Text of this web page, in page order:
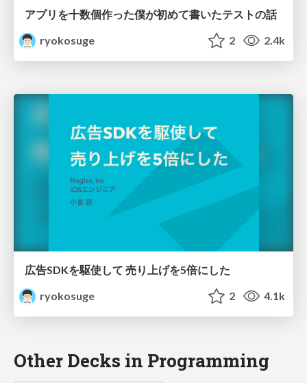
アプリを十数個作った僕が初めて書いたテストの話
ryokosuge
2 2.4k
広告SDKを駆使して 売り上げを5倍にした
ryokosuge
2 4.1k
Other Decks in Programming